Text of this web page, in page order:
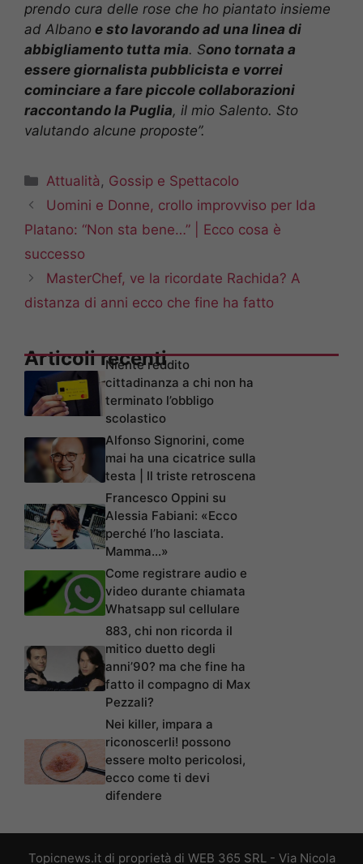
prendo cura delle rose che ho piantato insieme
ad Albano e sto lavorando ad una linea di
abbigliamento tutta mia. Sono tornata a
essere giornalista pubblicista e vorrei
cominciare a fare piccole collaborazioni
raccontando la Puglia, il mio Salento. Sto
valutando alcune proposte”.
Categorie
Attualità , Gossip e Spettacolo
Uomini e Donne, crollo improvviso per Ida
Platano: “Non sta bene…” | Ecco cosa è
successo
MasterChef, ve la ricordate Rachida? A
distanza di anni ecco che fine ha fatto
Articoli recenti
Niente reddito
cittadinanza a chi non ha
terminato l’obbligo
scolastico
Alfonso Signorini, come
mai ha una cicatrice sulla
testa | Il triste retroscena
Francesco Oppini su
Alessia Fabiani: «Ecco
perché l’ho lasciata.
Mamma…»
Come registrare audio e
video durante chiamata
Whatsapp sul cellulare
883, chi non ricorda il
mitico duetto degli
anni’90? ma che fine ha
fatto il compagno di Max
Pezzali?
Nei killer, impara a
riconoscerli! possono
essere molto pericolosi,
ecco come ti devi
difendere
Topicnews.it di proprietà di WEB 365 SRL - Via Nicola